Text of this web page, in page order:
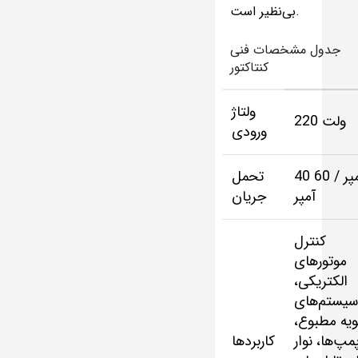
بی‌نظیر است.
جدول مشخصات فنی
کنتاکتور
ولتاژ
ورودی
220 ولت
تحمل
جریان
40 آمپر / 60
آمپر
کاربردها
کنترل
موتورهای
الکتریکی،
سیستم‌های
مطبوع،
نوار